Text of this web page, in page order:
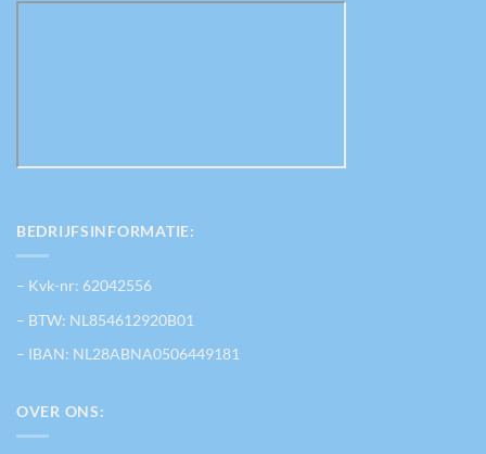
BEDRIJFSINFORMATIE:
– Kvk-nr: 62042556
– BTW: NL854612920B01
– IBAN: NL28ABNA0506449181
OVER ONS: